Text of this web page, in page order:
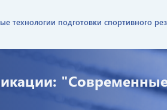
технологии подготовки спортивного
"Современные